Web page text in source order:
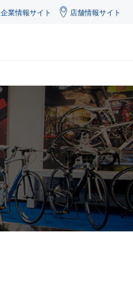
企業情報サイト 店舗情報サイト